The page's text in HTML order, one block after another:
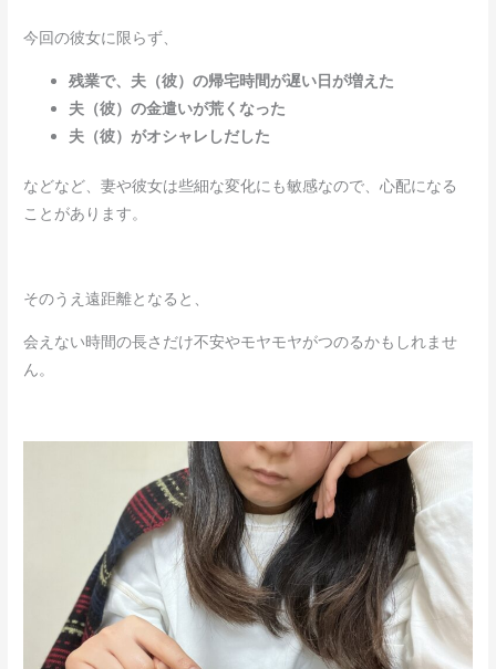
今回の彼女に限らず、
残業で、夫（彼）の帰宅時間が遅い日が増えた
夫（彼）の金遣いが荒くなった
夫（彼）がオシャレしだした
などなど、妻や彼女は些細な変化にも敏感なので、心配になる
ことがあります。
そのうえ遠距離となると、
会えない時間の長さだけ不安やモヤモヤがつのるかもしれませ
ん。